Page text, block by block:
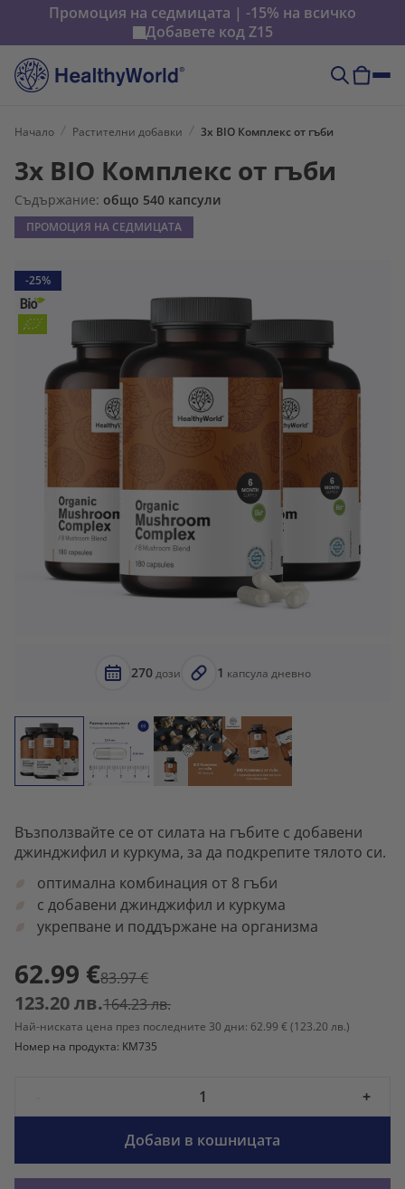
Промоция на седмицата | -15% на всичко
Добавете кодZ15
Начало Растителни добавки 3x BIO Комплекс от гъби
3x BIO Комплекс от гъби
Съдържание: общо 540 капсули
ПРОМОЦИЯ НА СЕДМИЦАТА
-25%
270дози 1 капсула дневно
Възползвайте се от силата на гъбите с добавени
джинджифил и куркума, за да подкрепите тялото си.
оптимална комбинация от 8 гъби
с добавени джинджифил и куркума
укрепване и поддържане на организма
62.99 €83.97 €
123.20 лв.164.23 лв.
Най-ниската цена през последните 30 дни: 62.99 €(123.20 лв.)
Номер на продукта: KM735
+
Добави в кошницата